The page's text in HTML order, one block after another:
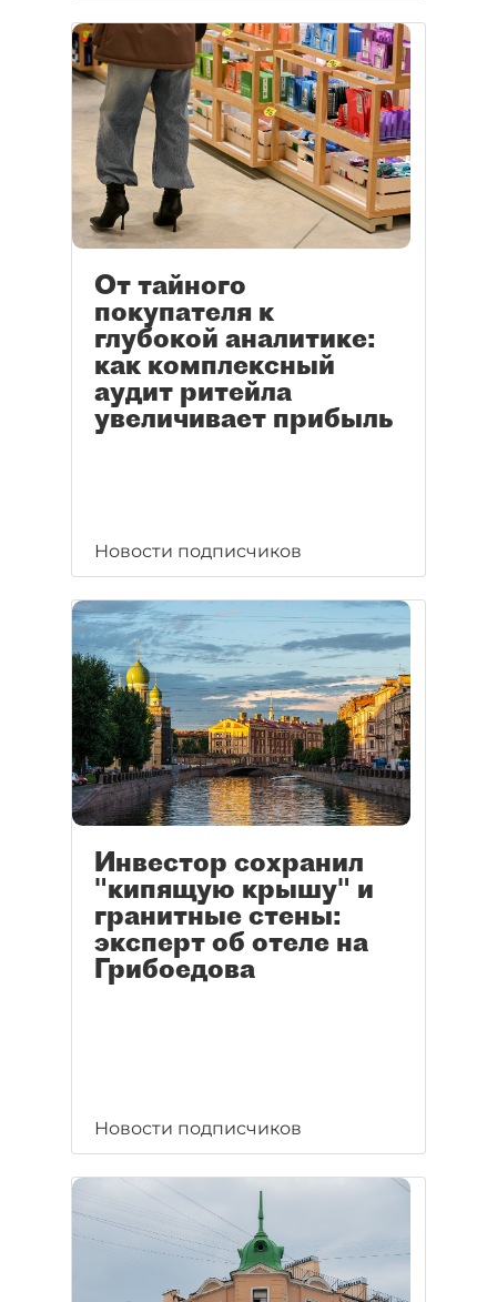
От тайного
покупателя к
глубокой аналитике:
как комплексный
аудит ритейла
увеличивает прибыль
Новости подписчиков
Инвестор сохранил
"кипящую крышу" и
гранитные стены:
эксперт об отеле на
Грибоедова
Новости подписчиков